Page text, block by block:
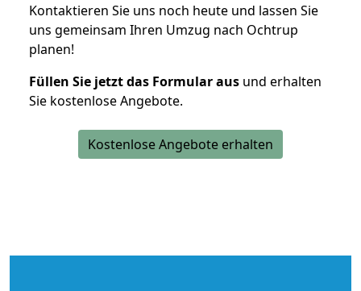
Kontaktieren Sie uns noch heute und lassen Sie
uns gemeinsam Ihren Umzug nach Ochtrup
planen!
Füllen Sie jetzt das Formular aus und erhalten
Sie kostenlose Angebote.
Kostenlose Angebote erhalten